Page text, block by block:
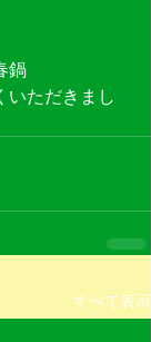
鍋
いただきまし
すべて表示